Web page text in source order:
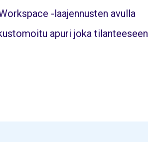
-laajennusten avulla
apuri joka tilanteeseen